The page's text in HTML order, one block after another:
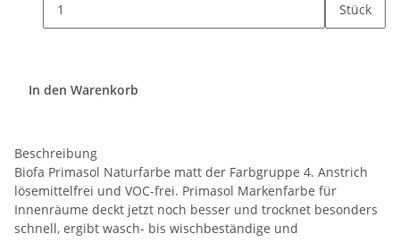
Stück
In den Warenkorb
Beschreibung
Biofa Primasol Naturfarbe matt der Farbgruppe 4. Anstrich
lösemittelfrei und VOC-frei. Primasol Markenfarbe für
Innenräume deckt jetzt noch besser und trocknet besonders
schnell, ergibt wasch- bis wischbeständige und